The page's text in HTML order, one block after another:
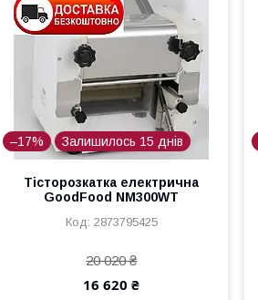
–17% Залишилось 15 днів
Тісторозкатка електрична
GoodFood NM300WT
2873795425
20 020 ₴
16 620 ₴